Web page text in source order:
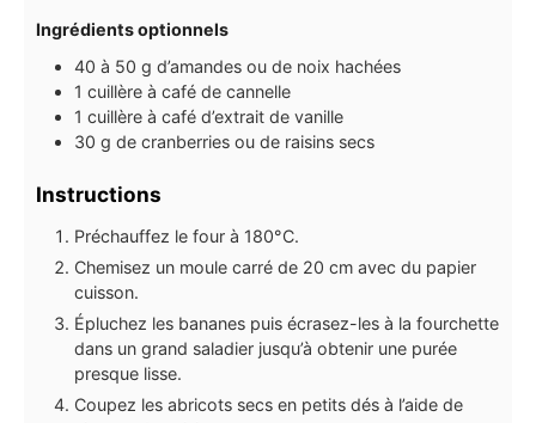
Ingrédients optionnels
40 à 50 g d’amandes ou de noix hachées
1 cuillère à café de cannelle
1 cuillère à café d’extrait de vanille
30 g de cranberries ou de raisins secs
Instructions
Préchauffez le four à 180°C.
Chemisez un moule carré de 20 cm avec du papier
cuisson.
Épluchez les bananes puis écrasez-les à la fourchette
dans un grand saladier jusqu’à obtenir une purée
presque lisse.
Coupez les abricots secs en petits dés à l’aide de